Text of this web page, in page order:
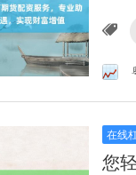
在线
您